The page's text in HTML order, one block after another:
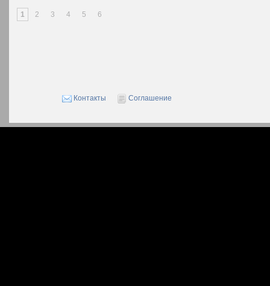
1 2 3 4 5 6
Контакты Соглашение